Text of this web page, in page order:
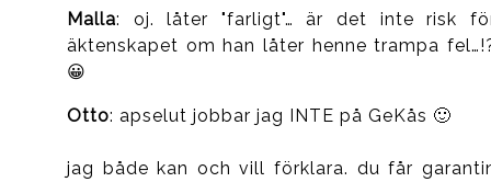
Malla: oj. låter "farligt"… är det inte risk
äktenskapet om han låter henne trampa
😀
Otto: apselut jobbar jag INTE på GeKås 🙂
jag både kan och vill förklara. du får